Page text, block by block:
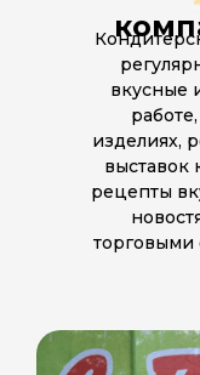
вкусные
изделиях,
выставок
рецепты
торговыми